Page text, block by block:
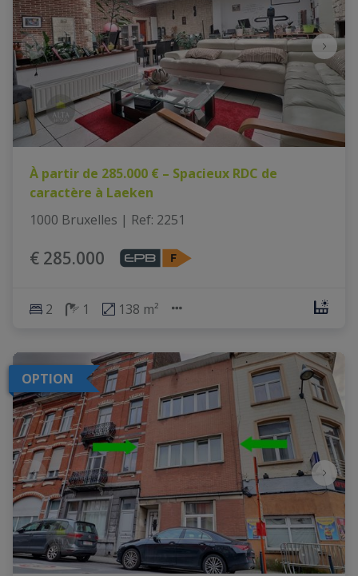
À partir de 285.000 € – Spacieux RDC de
caractère à Laeken
1000 Bruxelles | Ref: 2251
€ 285.000
2 1 138 m²
OPTION